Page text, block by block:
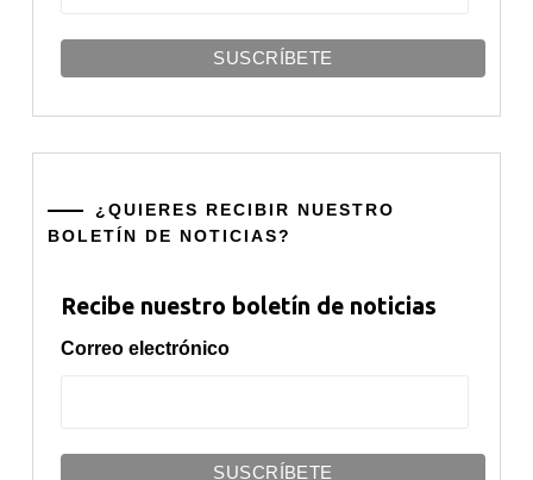
¿QUIERES RECIBIR NUESTRO
BOLETÍN DE NOTICIAS?
Recibe nuestro boletín de noticias
Correo electrónico